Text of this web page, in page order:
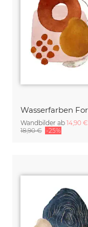
Wandbilder ab 14,90 €
18,90 € -25%